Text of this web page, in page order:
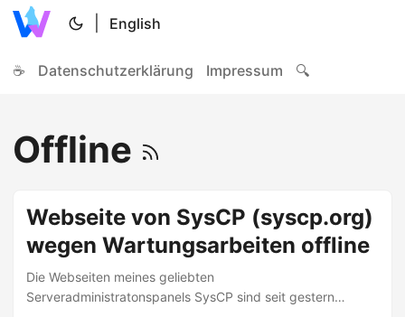
English
☕ Datenschutzerklärung Impressum 🔍
Offline
Webseite von SysCP (syscp.org)
wegen Wartungsarbeiten offline
Die Webseiten meines geliebten
Serveradministratonspanels SysCP sind seit gestern